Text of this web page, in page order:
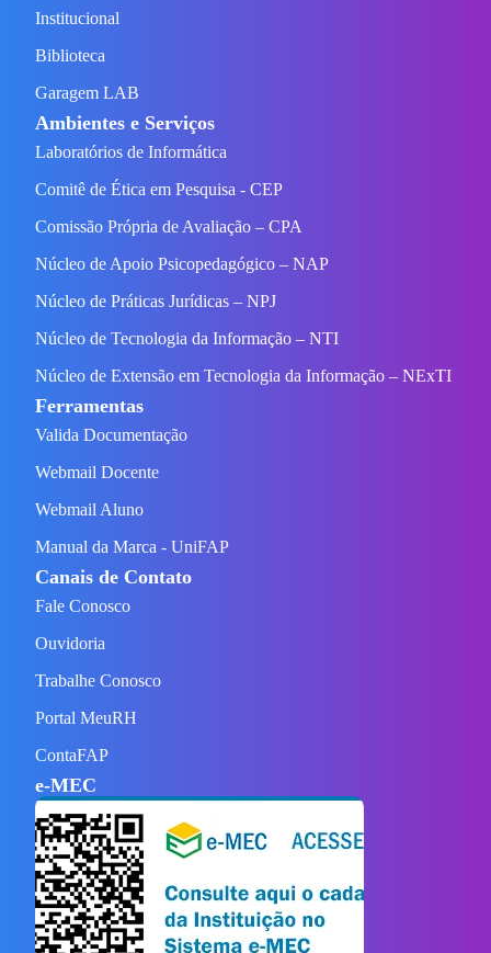
Institucional
Biblioteca
Garagem LAB
Ambientes e Serviços
Laboratórios de Informática
Comitê de Ética em Pesquisa - CEP
Comissão Própria de Avaliação – CPA
Núcleo de Apoio Psicopedagógico – NAP
Núcleo de Práticas Jurídicas – NPJ
Núcleo de Tecnologia da Informação – NTI
Núcleo de Extensão em Tecnologia da Informação – NExTI
Ferramentas
Valida Documentação
Webmail Docente
Webmail Aluno
Manual da Marca - UniFAP
Canais de Contato
Fale Conosco
Ouvidoria
Trabalhe Conosco
Portal MeuRH
ContaFAP
e-MEC